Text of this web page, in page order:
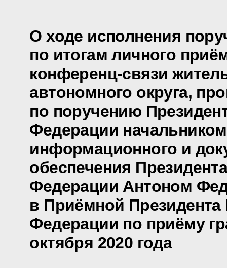
О ходе исполнения
по итогам личного
конференц-связи
автономного округа,
по поручению
Федерации
информационного и
обеспечения
Федерации Антоном
в Приёмной Президента
Федерации по приёму
октября 2020 года